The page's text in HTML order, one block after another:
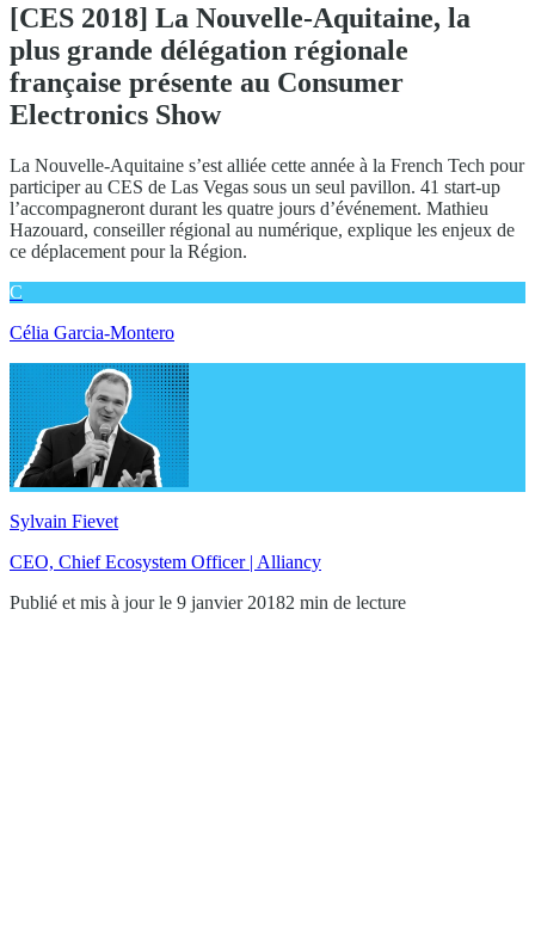
[CES 2018] La Nouvelle-Aquitaine, la
plus grande délégation régionale
française présente au Consumer
Electronics Show
La Nouvelle-Aquitaine s’est alliée cette année à la French Tech pour
participer au CES de Las Vegas sous un seul pavillon. 41 start-up
l’accompagneront durant les quatre jours d’événement. Mathieu
Hazouard, conseiller régional au numérique, explique les enjeux de
ce déplacement pour la Région.
C
Célia Garcia-Montero
Sylvain Fievet
CEO, Chief Ecosystem Officer | Alliancy
Publié et mis à jour le 9 janvier 20182 min de lecture